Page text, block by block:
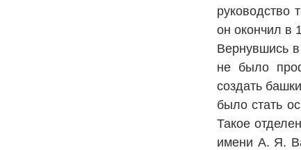
руководство
он окончил в
Вернувшись
не было
создать
было стать
Такое
имени А. Я.